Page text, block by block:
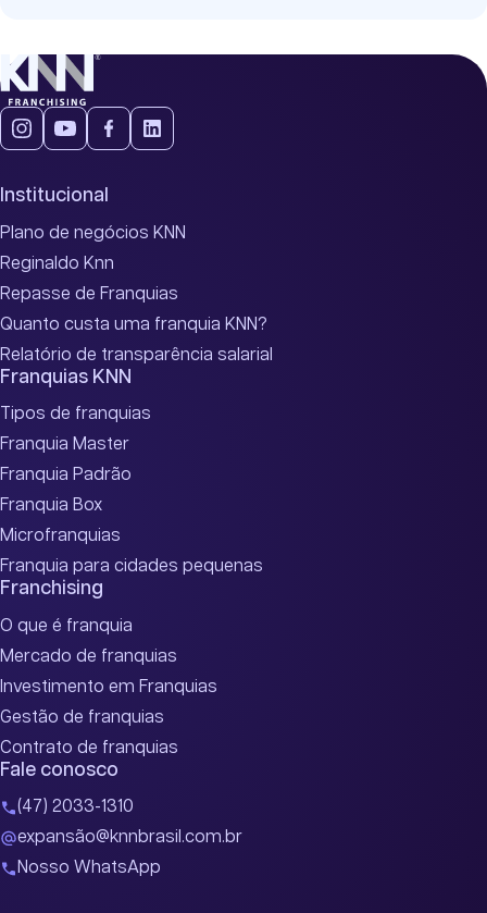
Institucional
Plano de negócios KNN
Reginaldo Knn
Repasse de Franquias
Quanto custa uma franquia KNN?
Relatório de transparência salarial
Franquias KNN
Tipos de franquias
Franquia Master
Franquia Padrão
Franquia Box
Microfranquias
Franquia para cidades pequenas
Franchising
O que é franquia
Mercado de franquias
Investimento em Franquias
Gestão de franquias
Contrato de franquias
Fale conosco
(47) 2033-1310
expansão@knnbrasil.com.br
Nosso WhatsApp